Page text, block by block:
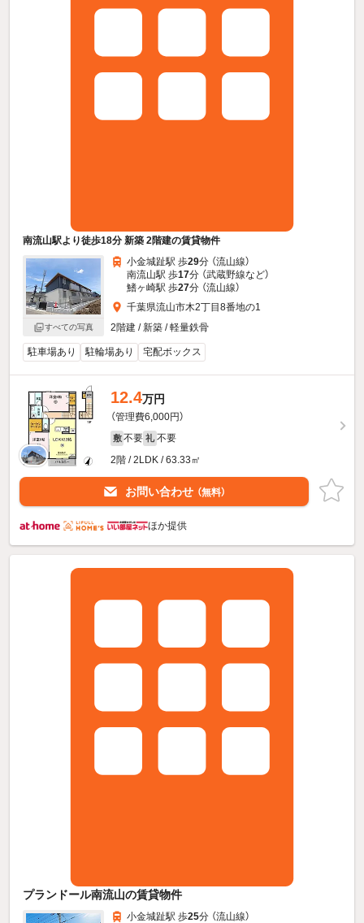
南流山駅より徒歩18分 新築 2階建の賃貸物件
すべての写真
小金城趾駅 歩29分 （流山線）
南流山駅 歩17分 （武蔵野線など）
鰭ヶ崎駅 歩27分 （流山線）
千葉県流山市木2丁目8番地の1
2階建 / 新築 / 軽量鉄骨
駐車場あり 駐輪場あり 宅配ボックス
12.4万円
（管理費6,000円）
敷 不要 礼 不要
2階 / 2LDK / 63.33㎡
お問い合わせ （無料）
ほか提供
プランドール南流山の賃貸物件
小金城趾駅 歩25分 （流山線）